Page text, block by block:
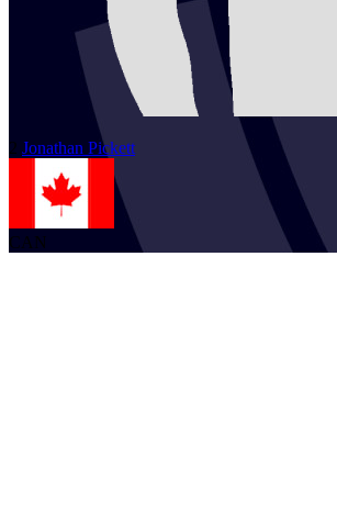
2 Jonathan Pickett
CAN